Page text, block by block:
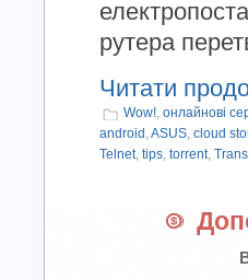
рутера
Читати
Wow!, онлайнові
android ,ASUS, cloud
Telnet, tips, torrent,